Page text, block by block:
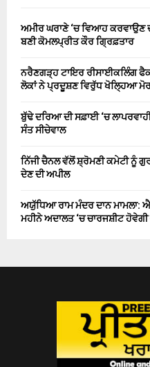
ਅਮੀਰ ਘਰਾਣੇ ‘ਚ ਵਿਆਹ ਕਰਵਾਉਣ
ਬਣੀ ਕੋਮਲਪ੍ਰੀਤ ਕੌਰ ਗ੍ਰਿਫ਼ਤਾਰ
ਨਰੈਣਗੜ੍ਹ ਟਾਇਰ ਰੀਸਾਈਕਲਿੰਗ
ਲੋਕਾਂ ਨੇ ਪ੍ਰਦੂਸ਼ਣ ਵਿਰੁੱਧ ਖੋਲ੍ਹਿਆ
ਬੁੱਢੇ ਦਰਿਆ ਦੀ ਸਫ਼ਾਈ ‘ਚ
ਸੰਤ ਸੀਚੇਵਾਲ
ਨਿੱਜੀ ਚੈਨਲ ਵੱਲੋਂ ਸ਼੍ਰੋਮਣੀ ਕਮੇਟੀ ਨੂੰ
ਦੇਣ ਦੀ ਅਪੀਲ
ਅਯੁੱਧਿਆ ਰਾਮ ਮੰਦਰ ਦਾਨ
ਮਹੀਨੇ ਅਦਾਲਤ ‘ਚ ਚਾਰਜਸ਼ੀਟ ਹੋਵੇਗੀ